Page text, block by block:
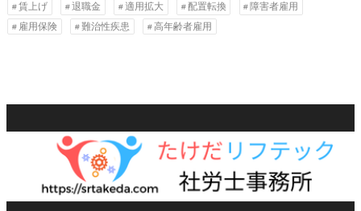
賃上げ
退職金 適用拡大 配置転換
障害者雇用
雇用保険
難治性疾患 高年齢者雇用